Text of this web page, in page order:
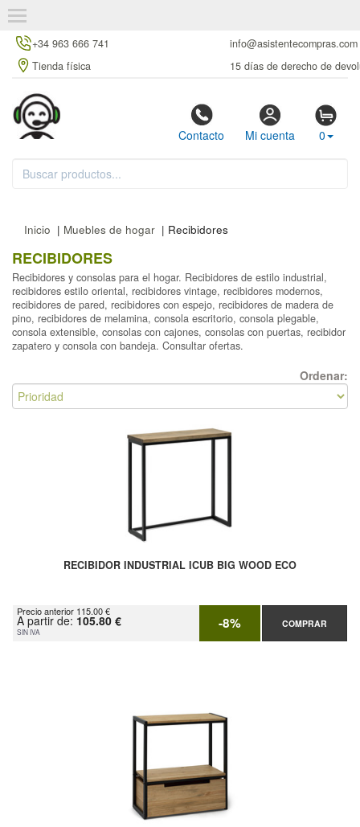
+34 963 666 741
info@asistentecompras.com
Tienda física
15 días de derecho de
Contacto Mi cuenta 0
Inicio | Muebles de hogar | Recibidores
RECIBIDORES
Recibidores y consolas para el hogar. Recibidores de estilo industrial,
recibidores estilo oriental, recibidores vintage, recibidores modernos,
recibidores de pared, recibidores con espejo, recibidores de madera de
pino, recibidores de melamina, consola escritorio, consola plegable,
consola extensible, consolas con cajones, consolas con puertas, recibidor
zapatero y consola con bandeja. Consultar ofertas.
Ordenar:
RECIBIDOR INDUSTRIAL ICUB BIG WOOD ECO
Precio anterior 115.00 €
A partir de: 105.80 €
SIN IVA -8% COMPRAR